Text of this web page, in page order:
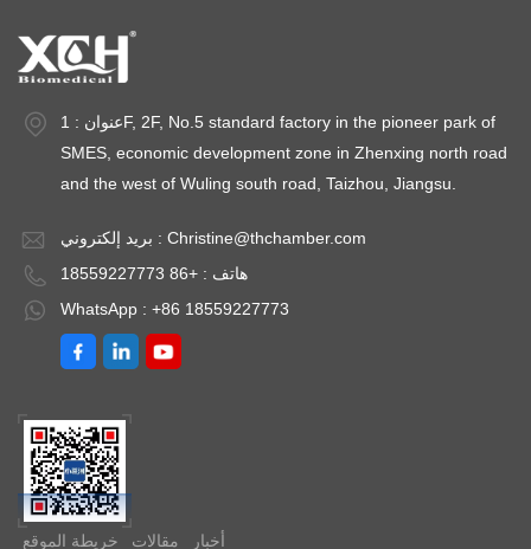
عنوان : 1F, 2F, No.5 standard factory in the pioneer park of
SMES, economic development zone in Zhenxing north road
and the west of Wuling south road, Taizhou, Jiangsu.
بريد إلكتروني : Christine@thchamber.com
هاتف : +86 18559227773
WhatsApp : +86 18559227773
خريطة الموقع مقالات أخبار